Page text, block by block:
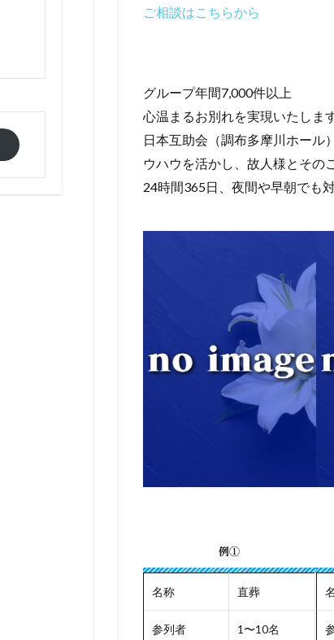
ご相談はこちらから
グループ年間7,000件以上
心温まるお別れを実現いたしま
日本互助会（調布多摩川ホール
ウハウを活かし、故人様とその
24時間365日、夜間や早朝でも
例①
名称 直葬
参列者 1〜10名